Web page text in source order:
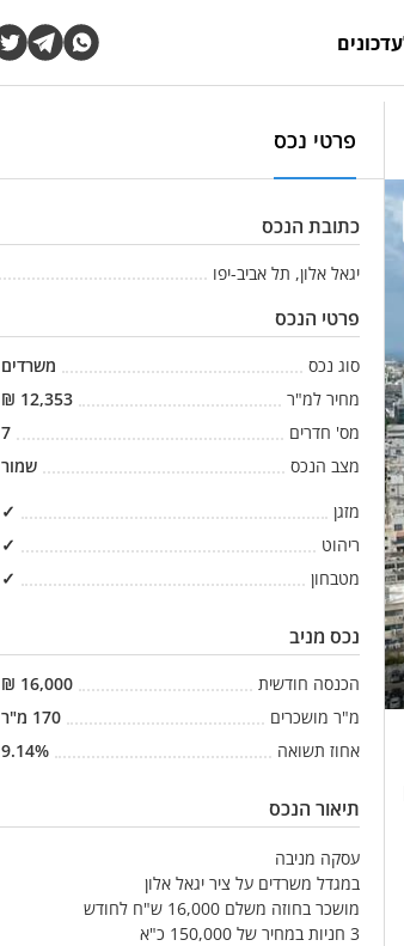
פרטי נכס
כתובת הנכס
יגאל אלון, תל אביב-יפו
פרטי הנכס
סוג נכס משרדים
מחיר למ"ר
12,353
₪
מס' חדרים
7
מצב הנכס
שמור
מזגן
✓
ריהוט
✓
מטבחון
✓
נכס מניב
הכנסה חודשית 16,000
₪
מ"ר מושכרים
170 מ"ר
אחוז תשואה
9.14%
תיאור הנכס
עסקה מניבה
במגדל משרדים על ציר יגאל אלון
מושכר בחוזה משלם 16,000 ש"ח לחודש
3 חניות במחיר של 150,000 כ"א